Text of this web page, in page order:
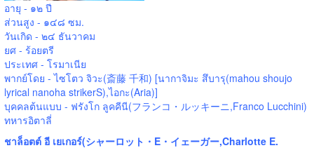
อายุ - ๑๒ ปี
ส่วนสูง - ๑๔๘ ซม.
วันเกิด - ๒๔ ธันวาคม
ยศ - ร้อยตรี
ประเทศ - โรมาเนีย
พากย์โดย - ไซโตว จิวะ(斎藤 千和) [นากาจิมะ สึบารุ(mahou shoujo
lyrical nanoha strikerS),ไอกะ(Aria)]
บุคคลต้นแบบ - ฟรังโก ลูคคีนี(フランコ・ルッキーニ,Franco Lucchini)
ทหารอิตาลี่
ชาล็อตต์ อี เยเกอร์(シャーロット・E・イェーガー,Charlotte E.